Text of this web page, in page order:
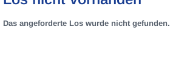
Das angeforderte Los wurde nicht gefunden.